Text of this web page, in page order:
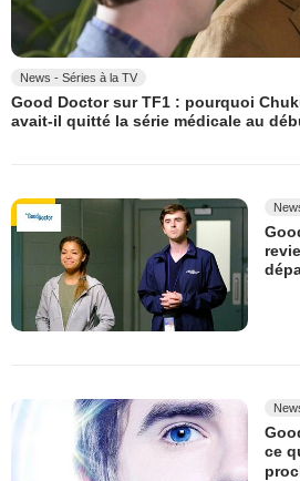
News - Séries à la TV
Good Doctor sur TF1 : pourquoi
avait-il quitté la série médicale au
ce